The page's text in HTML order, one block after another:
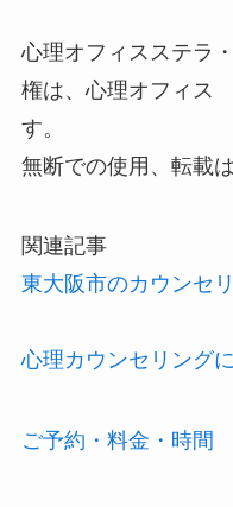
心理オフィスステラ
権は、心理オフィス
す。
無断での使用、転載
関連記事
東大阪市のカウンセ
心理カウンセリング
ご予約・料金・時間